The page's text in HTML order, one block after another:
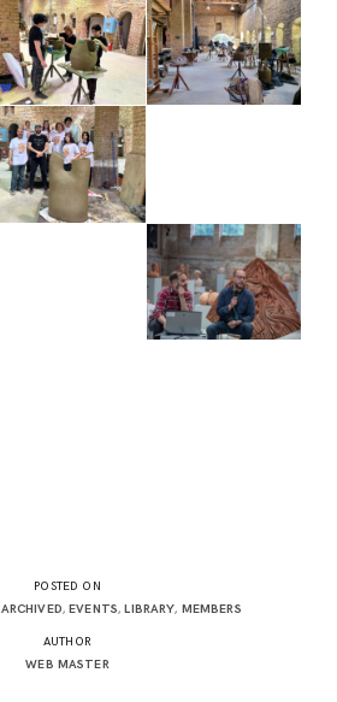
POSTED ON
ARCHIVED,EVENTS,LIBRARY, MEMBERS
AUTHOR
WEB MASTER